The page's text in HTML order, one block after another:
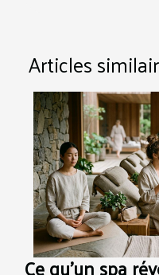
Articles
Ce qu’un spa